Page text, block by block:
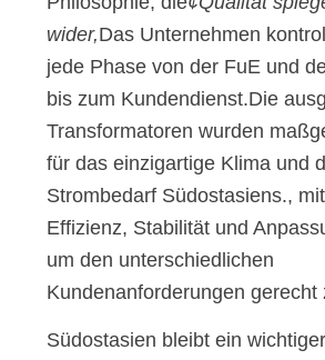
wider,Das Unternehmen
jede Phase von der FuE und
bis zum Kundendienst.Die
Transformatoren wurden
für das einzigartige Klima und
Strombedarf Südostasiens.,
Effizienz, Stabilität und
um den unterschiedlichen
Kundenanforderungen gerecht
Südostasien bleibt ein